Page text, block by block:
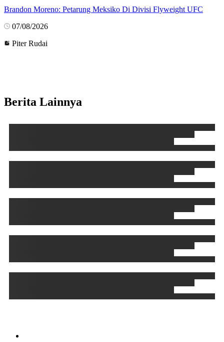
Brandon Moreno: Petarung Meksiko Di Divisi Flyweight UFC
07/08/2026
Piter Rudai
Berita Lainnya